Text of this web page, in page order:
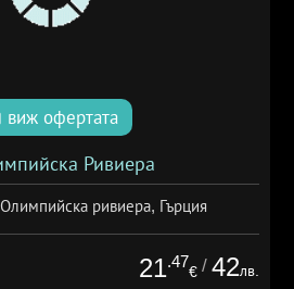
виж офертата
Ривиера
ривиера, Гърция
21.47
€ / 42лв.